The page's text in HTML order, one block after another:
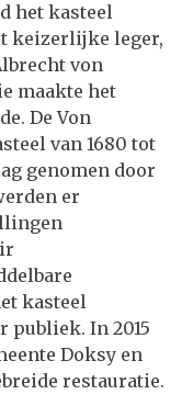
het kasteel
keizerlijke leger,
von
maakte het
De Von
van 1680 tot
genomen door
er
kasteel
In 2015
Doksy en
restauratie.